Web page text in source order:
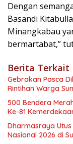
Dengan
Basandi
Minangkabau
bermartabat,”
Berita Terkait
Gebrakan Pasca
Rintihan Warga
500 Bendera
Ke-81
Dharmasraya Utus
Nasional 2026 di